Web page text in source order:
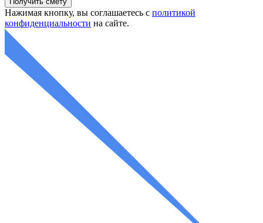
Нажимая кнопку, вы соглашаетесь с политикой
конфиденциальности на сайте.